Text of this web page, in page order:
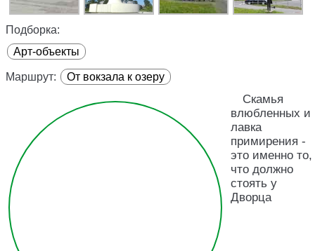
Подборка:
Арт-объекты
Маршрут: От вокзала к озеру
Скамья
влюбленных и
лавка
примирения -
это именно то,
что должно
стоять у
Дворца